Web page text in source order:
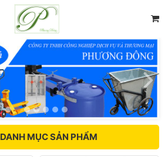
DANH MỤC SẢN PHẨM